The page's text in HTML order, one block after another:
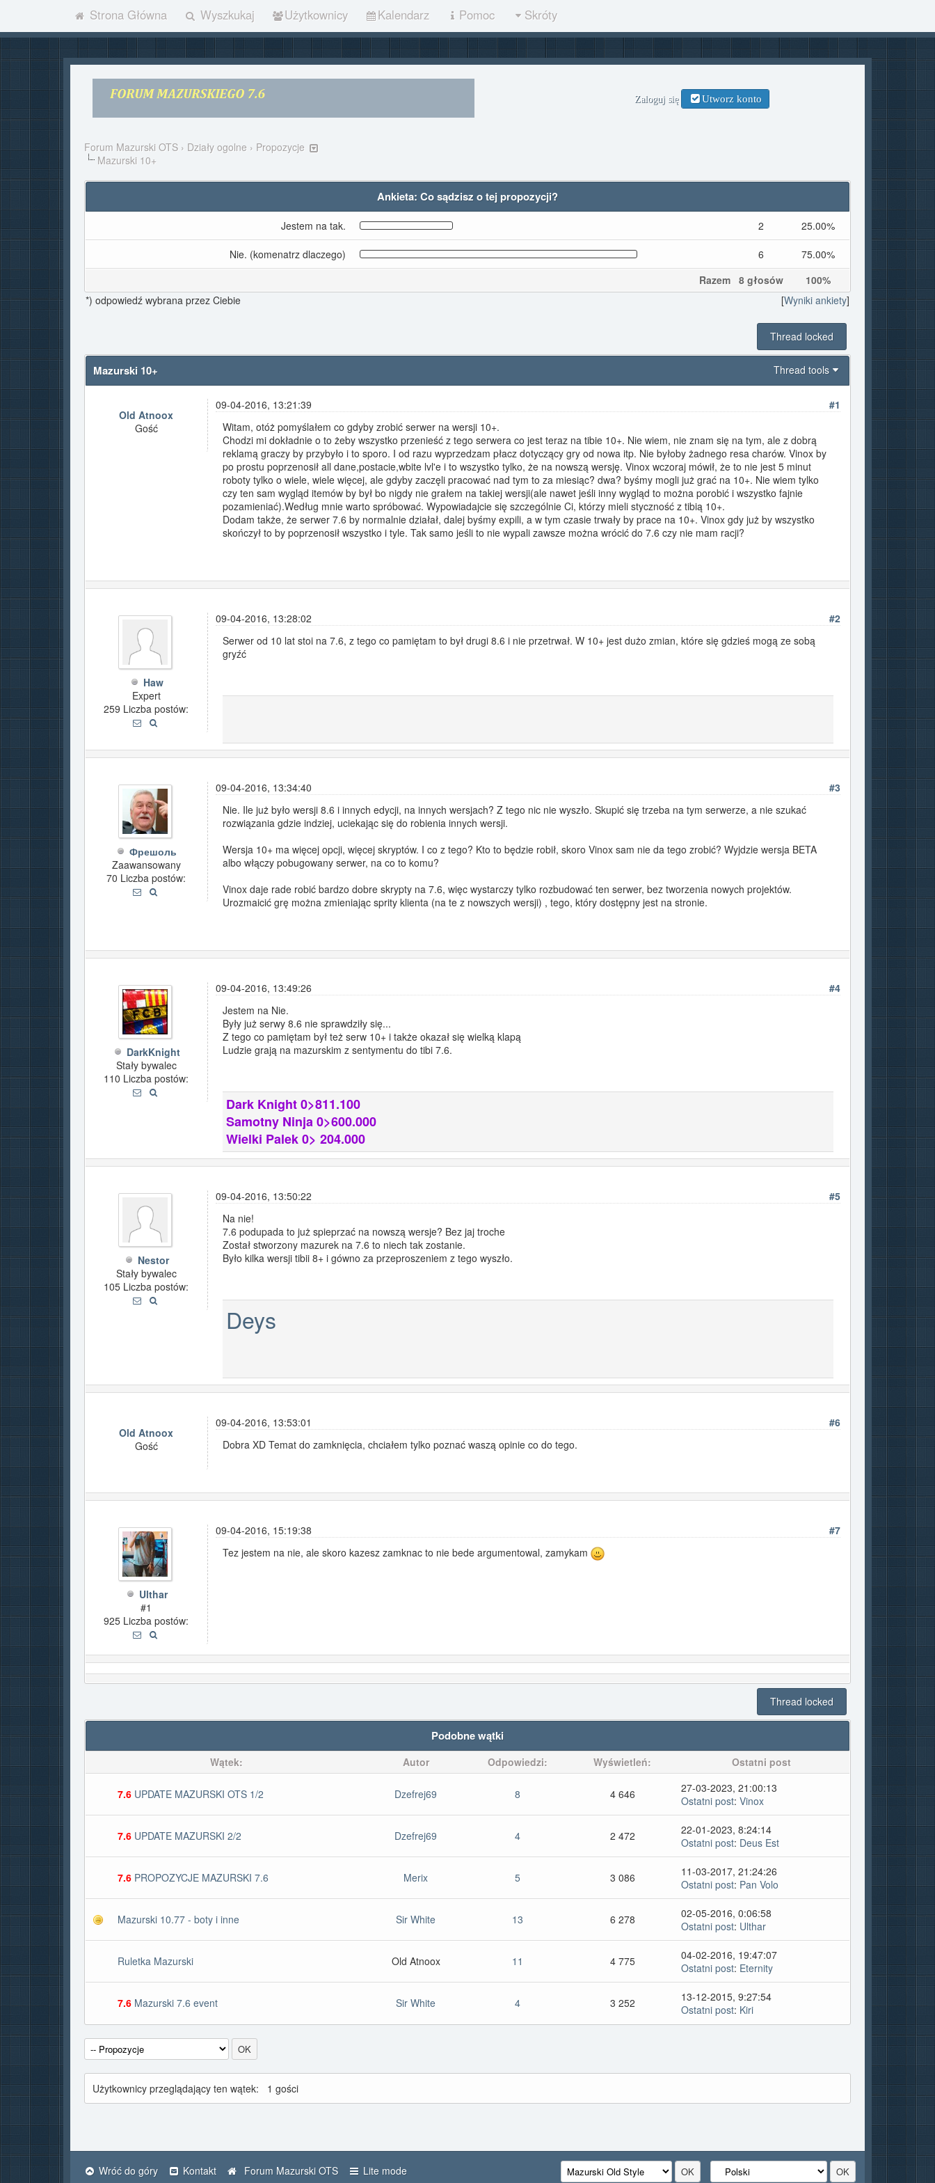
Strona Główna Wyszkukaj Użytkownicy Kalendarz Pomoc Skróty
Zaloguj się Utworz konto
Forum Mazurski OTS› Działy ogolne › Propozycje
Mazurski 10+
Ankieta: Co sądzisz o tej propozycji?
Jestem na tak. 2 25.00%
Nie. (komenatrz dlaczego) 6
75.00%
Razem
8 głosów
100%
*) odpowiedź wybrana przez Ciebie
[Wyniki ankiety]
Thread locked
Thread tools
Mazurski 10+
Old Atnoox
Gość
#1
09-04-2016, 13:21:39
Witam, otóż pomyślałem co gdyby zrobić serwer na wersji 10+.
Chodzi mi dokładnie o to żeby wszystko przenieść z tego serwera co jest teraz na tibie 10+. Nie wiem, nie znam się na tym, ale z dobrą
reklamą graczy by przybyło i to sporo. I od razu wyprzedzam płacz dotyczący gry od nowa itp. Nie byłoby żadnego resa charów. Vinox by
po prostu poprzenosił all dane,postacie,wbite lvl'e i to wszystko tylko, że na nowszą wersję. Vinox wczoraj mówił, że to nie jest 5 minut
roboty tylko o wiele, wiele więcej, ale gdyby zaczęli pracować nad tym to za miesiąc? dwa? byśmy mogli już grać na 10+. Nie wiem tylko
czy ten sam wygląd itemów by był bo nigdy nie grałem na takiej wersji(ale nawet jeśli inny wygląd to można porobić i wszystko fajnie
pozamieniać).Według mnie warto spróbować. Wypowiadajcie się szczególnie Ci, którzy mieli styczność z tibią 10+.
Dodam także, że serwer 7.6 by normalnie działał, dalej byśmy expili, a w tym czasie trwały by prace na 10+. Vinox gdy już by wszystko
skończył to by poprzenosił wszystko i tyle. Tak samo jeśli to nie wypali zawsze można wrócić do 7.6 czy nie mam racji?
Haw
Expert
259 Liczba postów:
#2
09-04-2016, 13:28:02
Serwer od 10 lat stoi na 7.6, z tego co pamiętam to był drugi 8.6 i nie przetrwał. W 10+ jest dużo zmian, które się gdzieś mogą ze sobą
gryźć
Фрешоль
Zaawansowany
70 Liczba postów:
#3
09-04-2016, 13:34:40
Nie. Ile już było wersji 8.6 i innych edycji, na innych wersjach? Z tego nic nie wyszło. Skupić się trzeba na tym serwerze, a nie szukać
rozwiązania gdzie indziej, uciekając się do robienia innych wersji.
Wersja 10+ ma więcej opcji, więcej skryptów. I co z tego? Kto to będzie robił, skoro Vinox sam nie da tego zrobić? Wyjdzie wersja BETA
albo włączy pobugowany serwer, na co to komu?
Vinox daje rade robić bardzo dobre skrypty na 7.6, więc wystarczy tylko rozbudować ten serwer, bez tworzenia nowych projektów.
Urozmaicić grę można zmieniając sprity klienta (na te z nowszych wersji) , tego, który dostępny jest na stronie.
DarkKnight
Stały bywalec
110 Liczba postów:
#4
09-04-2016, 13:49:26
Jestem na Nie.
Były już serwy 8.6 nie sprawdziły się...
Z tego co pamiętam był też serw 10+ i także okazał się wielką klapą
Ludzie grają na mazurskim z sentymentu do tibi 7.6.
Dark Knight 0>811.100
Samotny Ninja 0>600.000
Wielki Palek 0> 204.000
Nestor
Stały bywalec
105 Liczba postów:
#5
09-04-2016, 13:50:22
Na nie!
7.6 podupada to już spieprzać na nowszą wersje? Bez jaj troche
Został stworzony mazurek na 7.6 to niech tak zostanie.
Było kilka wersji tibii 8+ i gówno za przeproszeniem z tego wyszło.
Deys
Old Atnoox
Gość
#6
09-04-2016, 13:53:01
Dobra XD Temat do zamknięcia, chciałem tylko poznać waszą opinie co do tego.
Ulthar
#1
925 Liczba postów:
#7
09-04-2016, 15:19:38
Tez jestem na nie, ale skoro kazesz zamknac to nie bede argumentowal, zamykam
Thread locked
Podobne wątki
Wątek: Autor Odpowiedzi: Wyświetleń: Ostatni post
7.6 UPDATE MAZURSKI OTS 1/2 Dzefrej69 8 4 646
27-03-2023, 21:00:13
Ostatni post: Vinox
7.6 UPDATE MAZURSKI 2/2 Dzefrej69 4 2 472
22-01-2023, 8:24:14
Ostatni post: Deus Est
7.6 PROPOZYCJE MAZURSKI 7.6 Merix 5 3 086
11-03-2017, 21:24:26
Ostatni post: Pan Volo
Mazurski 10.77 - boty i inne Sir White 13 6 278
02-05-2016, 0:06:58
Ostatni post: Ulthar
Ruletka Mazurski Old Atnoox 11 4 775
04-02-2016, 19:47:07
Ostatni post: Eternity
7.6 Mazurski 7.6 event Sir White 4 3 252
13-12-2015, 9:27:54
Ostatni post: Kiri
Użytkownicy przeglądający ten wątek: 1 gości
Wróć do góry Kontakt Forum Mazurski OTS Lite mode